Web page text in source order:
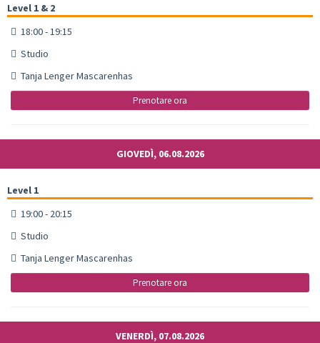
Level 1 & 2
18:00 - 19:15
Studio
Tanja Lenger Mascarenhas
Prenotare ora
GIOVEDÌ, 06.08.2026
Level 1
19:00 - 20:15
Studio
Tanja Lenger Mascarenhas
Prenotare ora
VENERDÌ, 07.08.2026